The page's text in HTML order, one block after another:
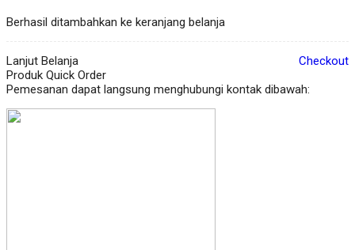
Berhasil ditambahkan ke keranjang belanja
Lanjut Belanja
Checkout
Produk Quick Order
Pemesanan dapat langsung menghubungi kontak dibawah: